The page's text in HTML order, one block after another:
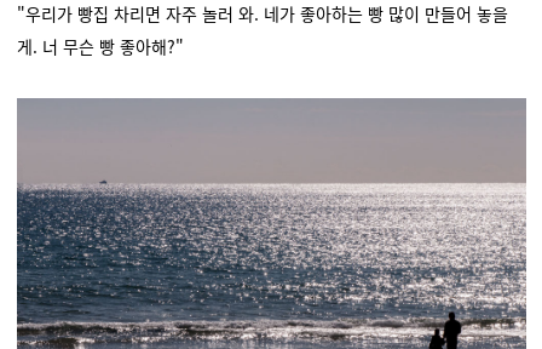
"우리가 빵집 차리면 자주 놀러 와. 네가 좋아하는 빵 많이 만들어 놓을
게. 너 무슨 빵 좋아해?"